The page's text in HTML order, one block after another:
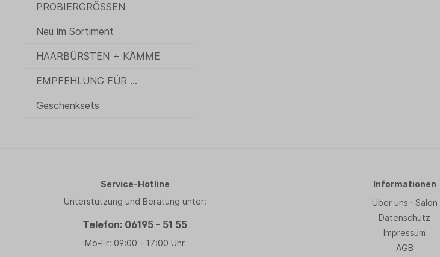
PROBIERGRÖSSEN
Neu im Sortiment
HAARBÜRSTEN + KÄMME
EMPFEHLUNG FÜR ...
Geschenksets
Service-Hotline
Unterstützung und Beratung unter:
Telefon: 06195 - 51 55
Mo-Fr: 09:00 - 17:00 Uhr
Informationen
Über uns · Salon
Datenschutz
Impressum
AGB